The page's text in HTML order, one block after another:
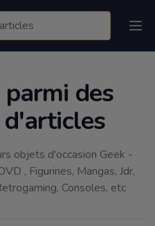
parmi des
objets d'occasion Geek -
, Figurines, Mangas, Jdr,
Consoles, etc